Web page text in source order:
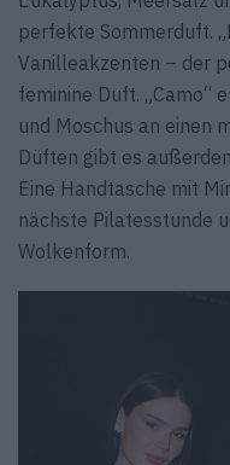
perfekte Sommerduft.
Vanilleakzenten – der
feminine Duft. „Camo“
und Moschus an einen
Düften gibt es
Eine Handtasche mit
nächste Pilatesstunde
Wolkenform.